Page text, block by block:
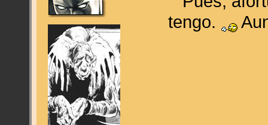
tengo.